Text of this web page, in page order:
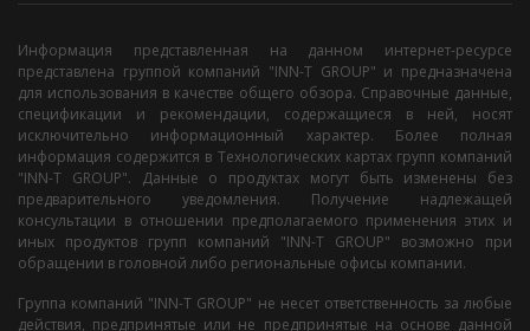
Информация представленная на данном интернет-ресурсе
представлена группой компаний "INN-T GROUP" и предназначена
для использования в качестве общего обзора. Справочные данные,
спецификации и рекомендации, содержащиеся в ней, носят
исключительно информационный характер. Более полная
информация содержится в Технологических картах групп компаний
"INN-T GROUP". Данные о продуктах могут быть изменены без
предварительного уведомления. Получение надлежащей
консультации в отношении предполагаемого применения этих и
иных продуктов групп компаний "INN-T GROUP" возможно при
обращении в головной либо региональные офисы компании.
Группа компаний "INN-T GROUP" не несет ответственность за любые
действия, предпринятые или не предпринятые на основе данной